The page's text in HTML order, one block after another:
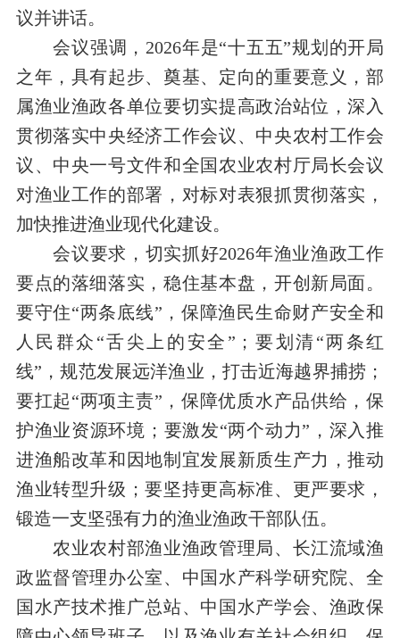
议并讲话。
会议强调，2026年是“十五五”规划的开局
之年，具有起步、奠基、定向的重要意义，部
属渔业渔政各单位要切实提高政治站位，深入
贯彻落实中央经济工作会议、中央农村工作会
议、中央一号文件和全国农业农村厅局长会议
对渔业工作的部署，对标对表狠抓贯彻落实，
加快推进渔业现代化建设。
会议要求，切实抓好2026年渔业渔政工作
要点的落细落实，稳住基本盘，开创新局面。
要守住“两条底线”，保障渔民生命财产安全和
人民群众“舌尖上的安全”；要划清“两条红
线”，规范发展远洋渔业，打击近海越界捕捞；
要扛起“两项主责”，保障优质水产品供给，保
护渔业资源环境；要激发“两个动力”，深入推
进渔船改革和因地制宜发展新质生产力，推动
渔业转型升级；要坚持更高标准、更严要求，
锻造一支坚强有力的渔业渔政干部队伍。
农业农村部渔业渔政管理局、长江流域渔
政监督管理办公室、中国水产科学研究院、全
国水产技术推广总站、中国水产学会、渔政保